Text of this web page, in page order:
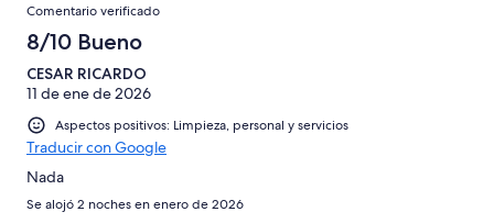
Comentario verificado
8/10 Bueno
CESAR RICARDO
11 de ene de 2026
Aspectos positivos: Limpieza, personal y servicios
Traducir con Google
Nada
Se alojó 2 noches en enero de 2026